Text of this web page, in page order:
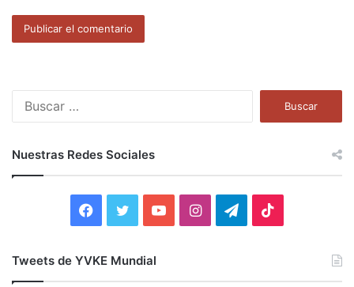
:
Nuestras Redes Sociales
I
Tweets de YVKE Mundial